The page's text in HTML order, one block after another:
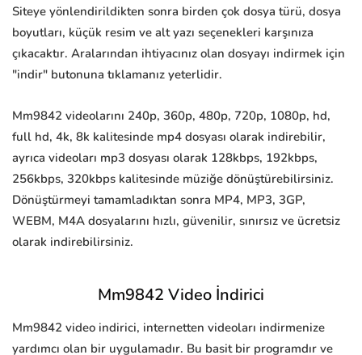
Siteye yönlendirildikten sonra birden çok dosya türü, dosya
boyutları, küçük resim ve alt yazı seçenekleri karşınıza
çıkacaktır. Aralarından ihtiyacınız olan dosyayı indirmek için
"indir" butonuna tıklamanız yeterlidir.
Mm9842 videolarını 240p, 360p, 480p, 720p, 1080p, hd,
full hd, 4k, 8k kalitesinde mp4 dosyası olarak indirebilir,
ayrıca videoları mp3 dosyası olarak 128kbps, 192kbps,
256kbps, 320kbps kalitesinde müziğe dönüştürebilirsiniz.
Dönüştürmeyi tamamladıktan sonra MP4, MP3, 3GP,
WEBM, M4A dosyalarını hızlı, güvenilir, sınırsız ve ücretsiz
olarak indirebilirsiniz.
Mm9842 Video İndirici
Mm9842 video indirici, internetten videoları indirmenize
yardımcı olan bir uygulamadır. Bu basit bir programdır ve